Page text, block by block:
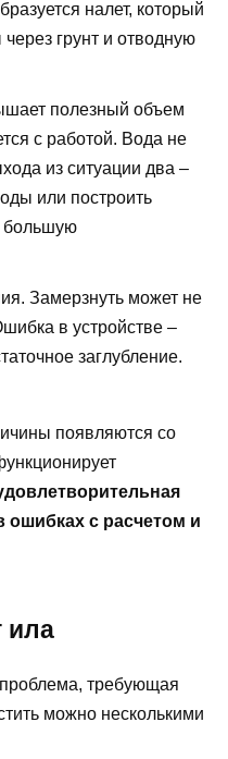
налет, который
грунт и отводную
полезный объем
с работой. Вода не
из ситуации два –
или построить
большую
Замерзнуть может не
в устройстве –
заглубление.
появляются со
ошибках с расчетом и
ила
требующая
можно несколькими